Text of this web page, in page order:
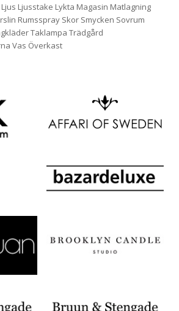
Ljus Ljusstake Lykta Magasin Matlagning
Rumsspray Skor Smycken Sovrum
Taklampa Trädgård
Vas Överkast